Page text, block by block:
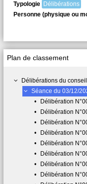
Plan de classement
Délibérations du
Séance du 03/12/
•
Délibération
•
Délibération N°000 -
•
Délibération N°000 -
•
Délibération
•
Délibération N°000 - Avenant à la convention
•
Délibération N°000 -
•
Délibération N°000 - Réforme nationale de
•
Délibération N°000 - Complémentaire santé :
Typologie Délibérations
Personne (physique ou